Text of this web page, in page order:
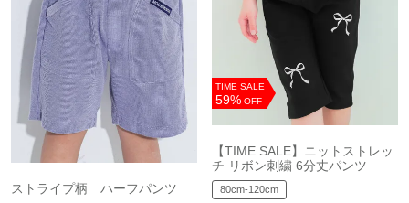
ストライプ柄 ハーフパンツ
TIME SALE
59% OFF
【TIME SALE】ニットストレッ
チ リボン刺繍 6分丈パンツ
80cm-120cm